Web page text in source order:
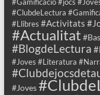
#ClubdeLectura
#Llibres #Activitats
#Actualitat
#BlogdeLectura
#Joves #Literatura
#Joves